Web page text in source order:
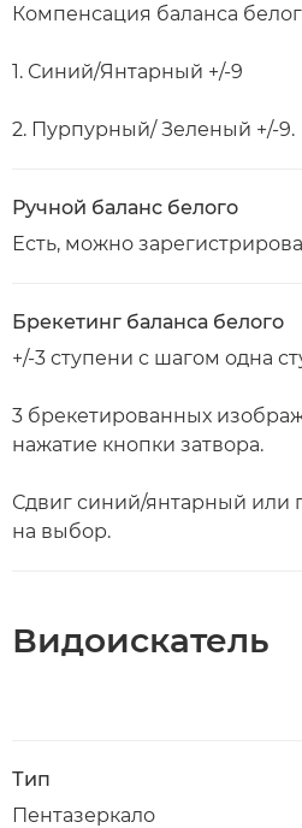
Компенсация баланса
1. Синий/Янтарный +/-9
2. Пурпурный/ Зеленый +/-9.
Ручной баланс белого
Есть, можно
Брекетинг баланса белого
+/-3 ступени с шагом одна
3 брекетированных
нажатие кнопки затвора.
Сдвиг синий/янтарный
на выбор.
Видоискатель
Тип
Пентазеркало